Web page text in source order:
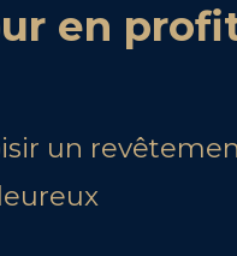
en
un